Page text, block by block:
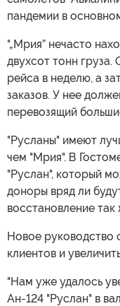
пандемии в
"„Мрия” нечасто
двухсот тонн
рейса в неделю, а
заказов. У нее
перевозящий
"Русланы" имеют
чем "Мрия". В
"Руслан", который
доноры вряд ли
восстановление
Новое руководство
клиентов и
"Нам уже удалось
Ан-124 "Руслан" в